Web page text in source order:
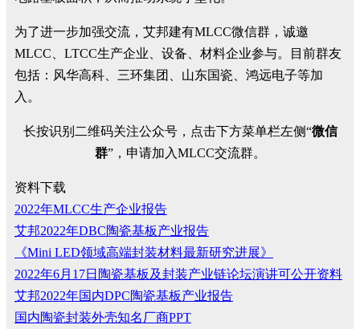
为了进一步加强交流，艾邦建有MLCC微信群，诚邀
MLCC、LTCC生产企业、设备、材料企业参与。目前群友
包括：风华高科、三环集团、山东国瓷、鸿远电子等加
入。
长按识别二维码关注公众号，点击下方菜单栏左侧“微信
群”，申请加入MLCC交流群。
资料下载
2022年MLCC生产企业报告
艾邦2022年DBC陶瓷基板产业报告
《Mini LED领域高端封装材料最新研究进展》
2022年6月17日陶瓷基板及封装产业链论坛演讲可公开资料
艾邦2022年国内DPC陶瓷基板产业报告
国内陶瓷封装外壳知名厂商PPT